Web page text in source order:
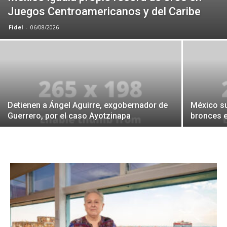
Juegos Centroamericanos y del Caribe
Fidel - 06/08/2026
Detienen a Ángel Aguirre, exgobernador de
Guerrero, por el caso Ayotzinapa
México
bronces